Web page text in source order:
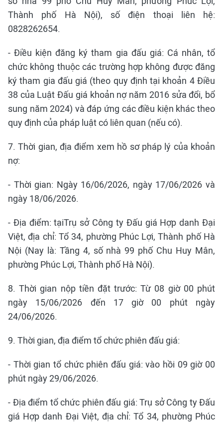
Thành phố Hà Nội), số điện thoại liên hệ:
0828262654.
- Điều kiện đăng ký tham gia đấu giá: Cá nhân, tổ
chức không thuộc các trường hợp không được đăng
ký tham gia đấu giá (theo quy định tại khoản 4 Điều
38 của Luật Đấu giá khoản nợ năm 2016 sửa đổi, bổ
sung năm 2024) và đáp ứng các điều kiện khác theo
quy định của pháp luật có liên quan (nếu có).
7. Thời gian, địa điểm xem hồ sơ pháp lý của khoản
nợ:
- Thời gian: Ngày 16/06/2026, ngày 17/06/2026 và
ngày 18/06/2026.
- Địa điểm: tạiTrụ sở Công ty Đấu giá Hợp danh Đại
Việt, địa chỉ: Tổ 34, phường Phúc Lợi, Thành phố Hà
Nội (Nay là: Tầng 4, số nhà 99 phố Chu Huy Mân,
phường Phúc Lợi, Thành phố Hà Nội).
8. Thời gian nộp tiền đặt trước: Từ 08 giờ 00 phút
ngày 15/06/2026 đến 17 giờ 00 phút ngày
24/06/2026.
9. Thời gian, địa điểm tổ chức phiên đấu giá:
- Thời gian tổ chức phiên đấu giá: vào hồi 09 giờ 00
phút ngày 29/06/2026.
- Địa điểm tổ chức phiên đấu giá: Trụ sở Công ty Đấu
giá Hợp danh Đại Việt, địa chỉ: Tổ 34, phường Phúc